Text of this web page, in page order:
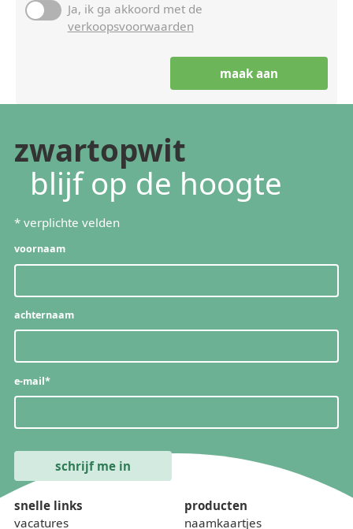
Ja, ik ga akkoord met de
verkoopsvoorwaarden
zwartopwit
blijf op de hoogte
* verplichte velden
voornaam
achternaam
e-mail*
snelle links
vacatures
producten
naamkaartjes